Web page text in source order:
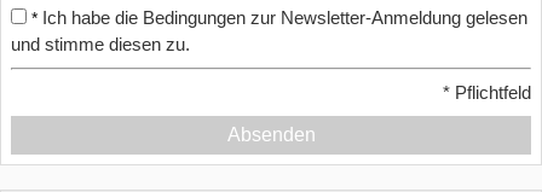
* Ich habe die Bedingungen zur Newsletter-Anmeldung gelesen
und stimme diesen zu.
* Pflichtfeld
Absenden